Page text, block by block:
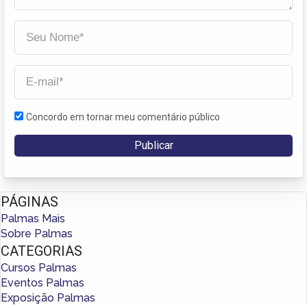
Concordo em tornar meu comentário público
PÁGINAS
Palmas Mais
Sobre Palmas
CATEGORIAS
Cursos Palmas
Eventos Palmas
Exposição Palmas